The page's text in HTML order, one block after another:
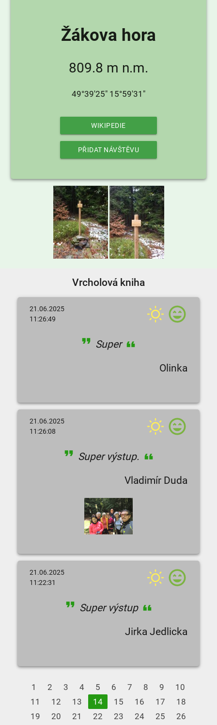
Žákova hora
809.8 m n.m.
49°39'25" 15°59'31"
WIKIPEDIE
PŘIDAT NÁVŠTĚVU
Vrcholová kniha
21.06.2025
11:26:49
Super
Olinka
21.06.2025
11:26:08
Super výstup.
Vladimír Duda
21.06.2025
11:22:31
Super výstup
Jirka Jedlicka
1 2 3 4 5 6 7 8 9
10
11
12 13 14 15 16 17
18
19
20 21 22 23 24 25 26